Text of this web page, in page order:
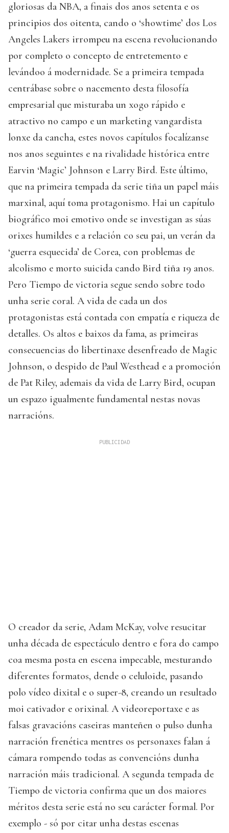
gloriosas da NBA, a finais dos anos setenta e os
principios dos oitenta, cando o ‘showtime’ dos Los
Angeles Lakers irrompeu na escena revolucionando
por completo o concepto de entretemento e
levándoo á modernidade. Se a primeira tempada
centrábase sobre o nacemento desta filosofía
empresarial que misturaba un xogo rápido e
atractivo no campo e un marketing vangardista
lonxe da cancha, estes novos capítulos focalízanse
nos anos seguintes e na rivalidade histórica entre
Earvin ‘Magic’ Johnson e Larry Bird. Este último,
que na primeira tempada da serie tiña un papel máis
marxinal, aquí toma protagonismo. Hai un capítulo
biográfico moi emotivo onde se investigan as súas
orixes humildes e a relación co seu pai, un verán da
‘guerra esquecida’ de Corea, con problemas de
alcolismo e morto suicida cando Bird tiña 19 anos.
Pero Tiempo de victoria segue sendo sobre todo
unha serie coral. A vida de cada un dos
protagonistas está contada con empatía e riqueza de
detalles. Os altos e baixos da fama, as primeiras
consecuencias do libertinaxe desenfreado de Magic
Johnson, o despido de Paul Westhead e a promoción
de Pat Riley, ademais da vida de Larry Bird, ocupan
un espazo igualmente fundamental nestas novas
narracións.
O creador da serie, Adam McKay, volve resucitar
unha década de espectáculo dentro e fora do campo
coa mesma posta en escena impecable, mesturando
diferentes formatos, dende o celuloide, pasando
polo vídeo dixital e o super-8, creando un resultado
moi cativador e orixinal. A videoreportaxe e as
falsas gravacións caseiras manteñen o pulso dunha
narración frenética mentres os personaxes falan á
cámara rompendo todas as convencións dunha
narración máis tradicional. A segunda tempada de
Tiempo de victoria confirma que un dos maiores
méritos desta serie está no seu carácter formal. Por
exemplo - só por citar unha destas escenas